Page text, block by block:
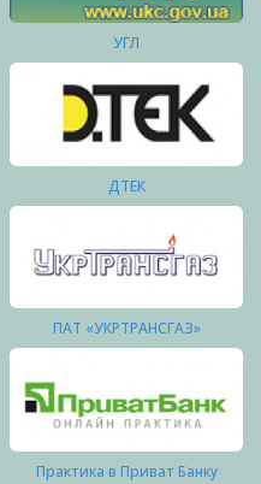
УГЛ
ДТЕК
ПАТ «УКРТРАНСГАЗ»
Практика в Приват Банку